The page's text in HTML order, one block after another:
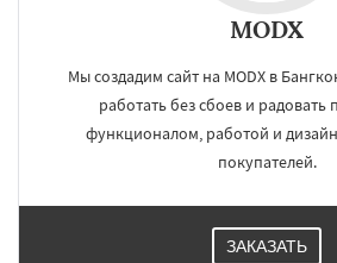
MODX
Мы создадим сайт на MODX в
работать без сбоев и
функционалом, работой и
покупателей.
ЗАКАЗАТЬ